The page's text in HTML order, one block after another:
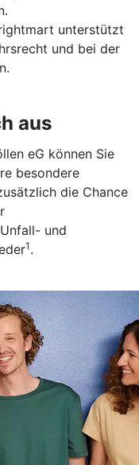
unterstützt
und bei der
aus
eG können Sie
besondere
die Chance
und
1 .